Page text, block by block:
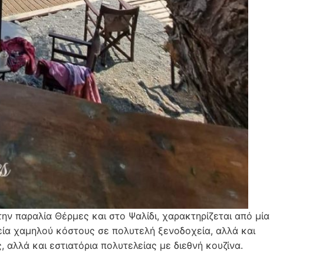
Θέρμες και στο Ψαλίδι, χαρακτηρίζεται από μία
χαμηλού κόστους σε πολυτελή ξενοδοχεία, αλλά και
και εστιατόρια πολυτελείας με διεθνή κουζίνα.